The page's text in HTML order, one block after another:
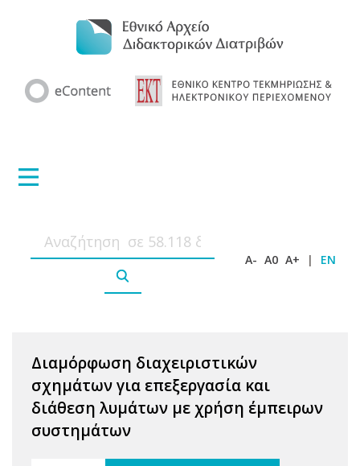
A- A0 A+ | EN
Διαμόρφωση διαχειριστικών
σχημάτων για επεξεργασία και
διάθεση λυμάτων με χρήση έμπειρων
συστημάτων